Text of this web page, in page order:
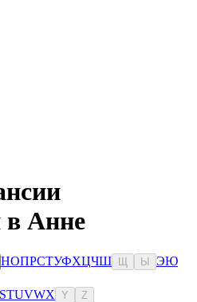
в Анне
НОПРСТУФХЦЧШ Ы ЭЮ
STUVWX Y Z